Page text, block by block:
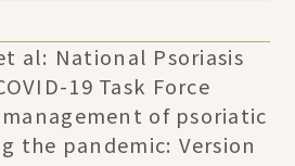
al: National Psoriasis
19 Task Force
of psoriatic
the pandemic: Version